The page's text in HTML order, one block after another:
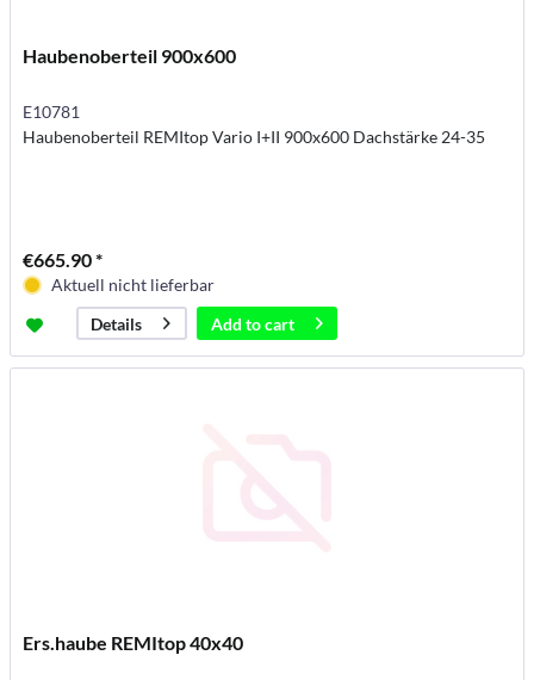
Haubenoberteil 900x600
E10781
Haubenoberteil REMItop Vario I+II 900x600 Dachstärke 24-35
€665.90 *
Aktuell nicht lieferbar
Details
Add tocart
Ers.haube REMItop 40x40